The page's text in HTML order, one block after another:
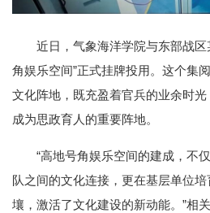
近日，气象海洋学院与东部战
角娱乐空间”正式挂牌投用。这个集
文化阵地，既充盈着官兵的业余时光
成为思政育人的重要阵地。
“高地号角娱乐空间的建成，不
队之间的文化连接，更在基层单位
壤，激活了文化建设的新动能。”相